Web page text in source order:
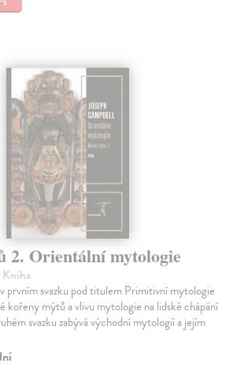
2. Orientální mytologie
Kniha
prvním svazku pod titulem Primitivní mytologie
kořeny mýtů a vlivu mytologie na lidské chápání
svazku zabývá východní mytologií a jejím